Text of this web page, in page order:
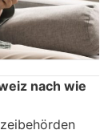
nach wie